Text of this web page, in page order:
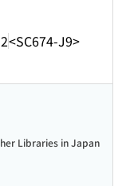
<SC674-J9>
Libraries in Japan